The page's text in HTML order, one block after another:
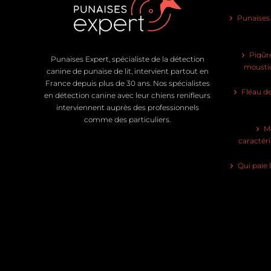
Punaises Expert, spécialiste de la détection
canine de punaise de lit, intervient partout en
France depuis plus de 30 ans. Nos spécialistes
en détection canine avec leur chiens renifleurs
interviennent auprès des professionnels
comme des particuliers.
Fléau
Qui paie